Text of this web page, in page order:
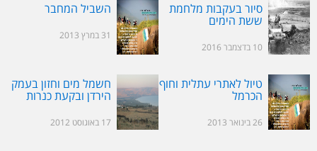
סיור בעקבות מלחמת
ששת הימים
10 בדצמבר 2016
השביל המחבר
31 במרץ 2013
טיול לאתרי עתלית וחוף
הכרמל
26 בינואר 2013
חשמל מים וחזון בעמק
הירדן ובקעת כנרות
17 באוגוסט 2012